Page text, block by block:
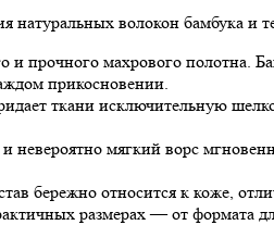
волокон бамбука и
прочного махрового полотна.
прикосновении.
ткани исключительную
невероятно мягкий ворс
бережно относится к коже,
размерах — от формата